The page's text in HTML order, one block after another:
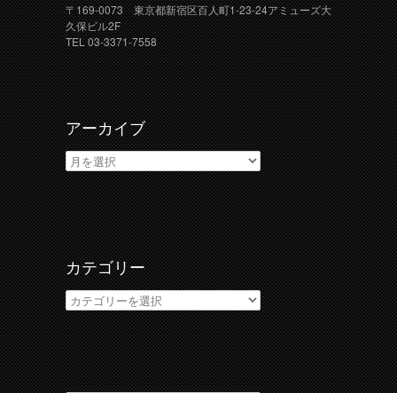
〒169-0073 東京都新宿区百人町1-23-24アミューズ大
久保ビル2F
TEL 03-3371-7558
アーカイブ
ア
ー
カ
イ
ブ
カテゴリー
カ
テ
ゴ
リ
ー